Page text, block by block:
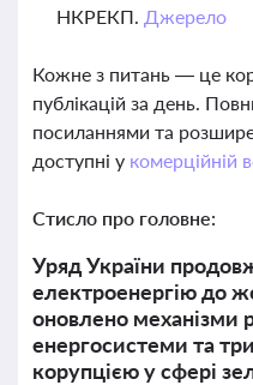
НКРЕКП. Джерело
Кожне з питань — це
публікацій за день.
посиланнями та
доступні у комерційній
Стисло про головне:
Уряд України
електроенергію до
оновлено механізми
енергосистеми та
корупцією у сфері